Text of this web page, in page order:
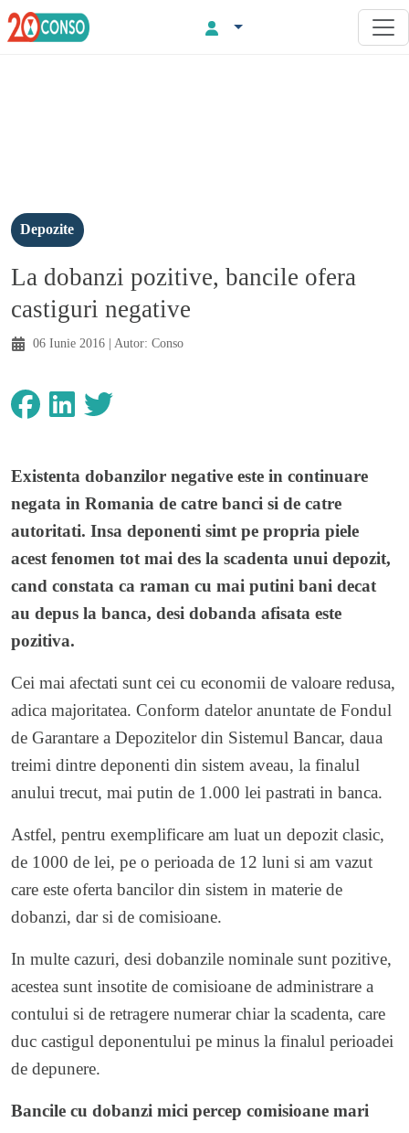
Depozite
La dobanzi pozitive, bancile ofera
castiguri negative
06 Iunie 2016 | Autor: Conso
Existenta dobanzilor negative este in continuare
negata in Romania de catre banci si de catre
autoritati. Insa deponenti simt pe propria piele
acest fenomen tot mai des la scadenta unui depozit,
cand constata ca raman cu mai putini bani decat
au depus la banca, desi dobanda afisata este
pozitiva.
Cei mai afectati sunt cei cu economii de valoare redusa,
adica majoritatea. Conform datelor anuntate de Fondul
de Garantare a Depozitelor din Sistemul Bancar, daua
treimi dintre deponenti din sistem aveau, la finalul
anului trecut, mai putin de 1.000 lei pastrati in banca.
Astfel, pentru exemplificare am luat un depozit clasic,
de 1000 de lei, pe o perioada de 12 luni si am vazut
care este oferta bancilor din sistem in materie de
dobanzi, dar si de comisioane.
In multe cazuri, desi dobanzile nominale sunt pozitive,
acestea sunt insotite de comisioane de administrare a
contului si de retragere numerar chiar la scadenta, care
duc castigul deponentului pe minus la finalul perioadei
de depunere.
Bancile cu dobanzi mici percep comisioane mari